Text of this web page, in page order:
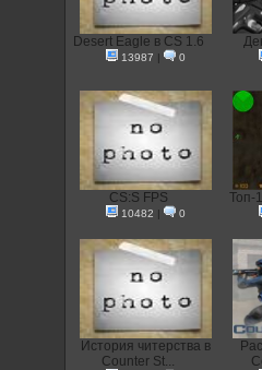
Desert Eagle в CS 1.6
13987 | 0
CS:S FPS
10482 | 0
Топ-
История читерства в
Counter St...